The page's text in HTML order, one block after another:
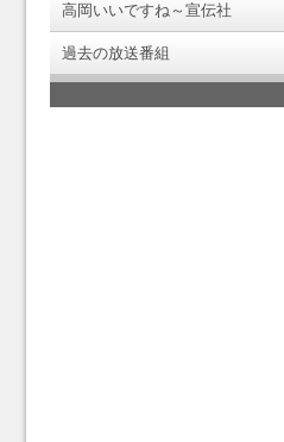
高岡いいですね～宣伝社
過去の放送番組